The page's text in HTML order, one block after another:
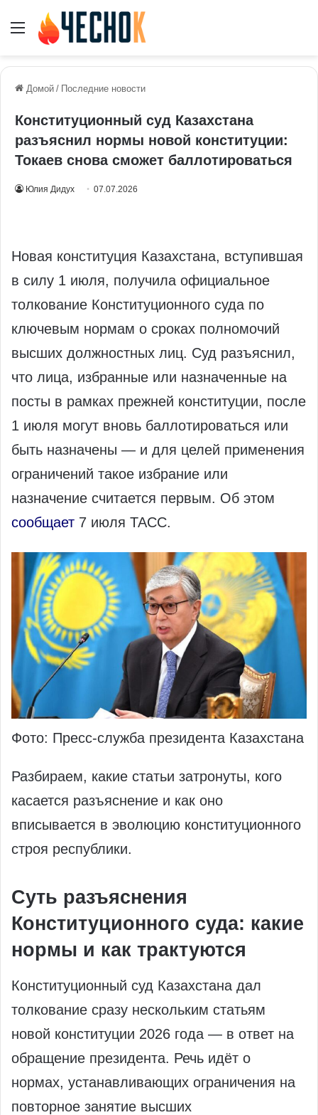
Меню
Домой / Последние новости
Конституционный суд Казахстана
разъяснил нормы новой конституции:
Токаев снова сможет баллотироваться
Юлия Дидух 07.07.2026
Новая конституция Казахстана, вступившая
в силу 1 июля, получила официальное
толкование Конституционного суда по
ключевым нормам о сроках полномочий
высших должностных лиц. Суд разъяснил,
что лица, избранные или назначенные на
посты в рамках прежней конституции, после
1 июля могут вновь баллотироваться или
быть назначены — и для целей применения
ограничений такое избрание или
назначение считается первым. Об этом
сообщает 7 июля ТАСС.
Фото: Пресс-служба президента Казахстана
Разбираем, какие статьи затронуты, кого
касается разъяснение и как оно
вписывается в эволюцию конституционного
строя республики.
Суть разъяснения
Конституционного суда: какие
нормы и как трактуются
Конституционный суд Казахстана дал
толкование сразу нескольким статьям
новой конституции 2026 года — в ответ на
обращение президента. Речь идёт о
нормах, устанавливающих ограничения на
повторное занятие высших